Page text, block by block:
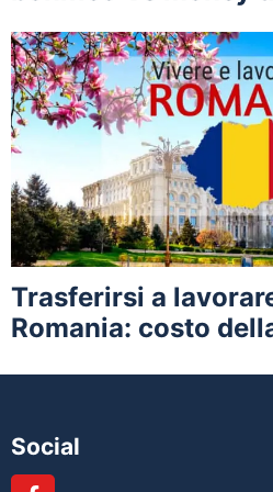
Trasferirsi a
Romania: costo
Social